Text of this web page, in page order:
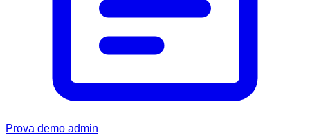
Prova demo admin